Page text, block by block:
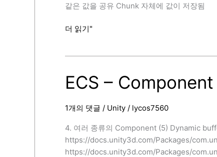
같은 값을 공유 Chunk 자체에 값이 저장됨
ECS
(3)
더 읽기"
ECS –
1개의 댓글 / Unity/ lycos7560
4. 여러 종류의 Component (5) Dynamic
https://docs.unity3d.com/Packages/
https://docs.unity3d.com/Packages/